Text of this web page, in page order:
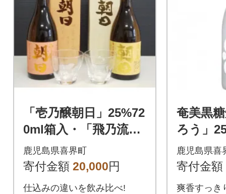
「壱乃醸朝日」25%72
0ml箱入・「飛乃流朝
日」25%720ml箱入・
グラス2個セット
鹿児島県喜界町
寄付金額 20,000円
仕込みの違いを飲み比べ!
奄美黒
ろう」
本
鹿児島県喜
寄付金額
爽香すっき